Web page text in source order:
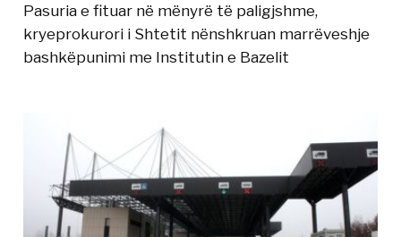
Pasuria e fituar në mënyrë të paligjshme,
kryeprokurori i Shtetit nënshkruan marrëveshje
bashkëpunimi me Institutin e Bazelit